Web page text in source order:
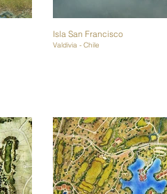
Isla San Francisco
Valdivia - Chile